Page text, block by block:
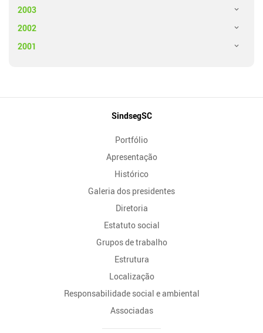
2003
2002
2001
SindsegSC
Portfólio
Apresentação
Histórico
Galeria dos presidentes
Diretoria
Estatuto social
Grupos de trabalho
Estrutura
Localização
Responsabilidade social e ambiental
Associadas